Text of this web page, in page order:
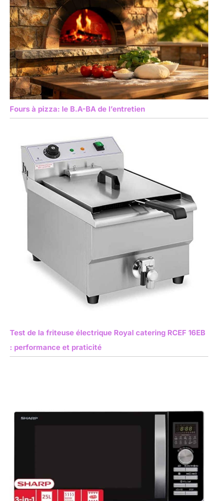
Fours à pizza: le B.A-BA de l’entretien
Test de la friteuse électrique Royal catering RCEF 16EB
: performance et praticité